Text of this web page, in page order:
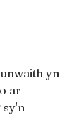
yn
ar